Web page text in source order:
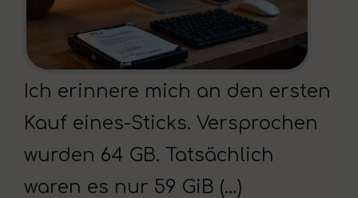
Ich erinnere mich an den ersten
Kauf eines-Sticks. Versprochen
wurden 64 GB. Tatsächlich
waren es nur 59 GiB (…)